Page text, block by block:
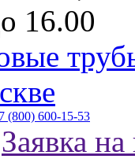
16.00
(800) 600-15-53
Заявка